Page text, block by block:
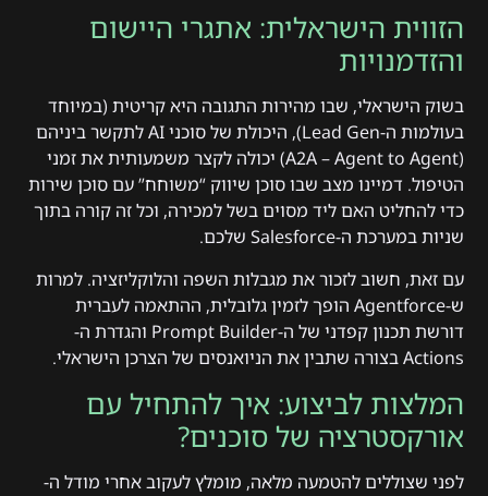
הזווית הישראלית: אתגרי היישום
והזדמנויות
בשוק הישראלי, שבו מהירות התגובה היא קריטית (במיוחד
בעולמות ה-Lead Gen), היכולת של סוכני AI לתקשר ביניהם
(A2A – Agent to Agent) יכולה לקצר משמעותית את זמני
הטיפול. דמיינו מצב שבו סוכן שיווק “משוחח” עם סוכן שירות
כדי להחליט האם ליד מסוים בשל למכירה, וכל זה קורה בתוך
שניות במערכת ה-Salesforce שלכם.
עם זאת, חשוב לזכור את מגבלות השפה והלוקליזציה. למרות
ש-Agentforce הופך לזמין גלובלית, ההתאמה לעברית
דורשת תכנון קפדני של ה-Prompt Builder והגדרת ה-
Actions בצורה שתבין את הניואנסים של הצרכן הישראלי.
המלצות לביצוע: איך להתחיל עם
אורקסטרציה של סוכנים?
לפני שצוללים להטמעה מלאה, מומלץ לעקוב אחרי מודל ה-